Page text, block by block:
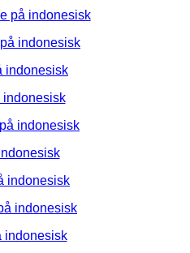
på indonesisk
indonesisk
indonesisk
indonesisk
indonesisk
indonesisk
indonesisk
indonesisk